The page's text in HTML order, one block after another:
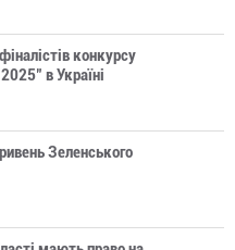
конкурсу
в Україні
Зеленського